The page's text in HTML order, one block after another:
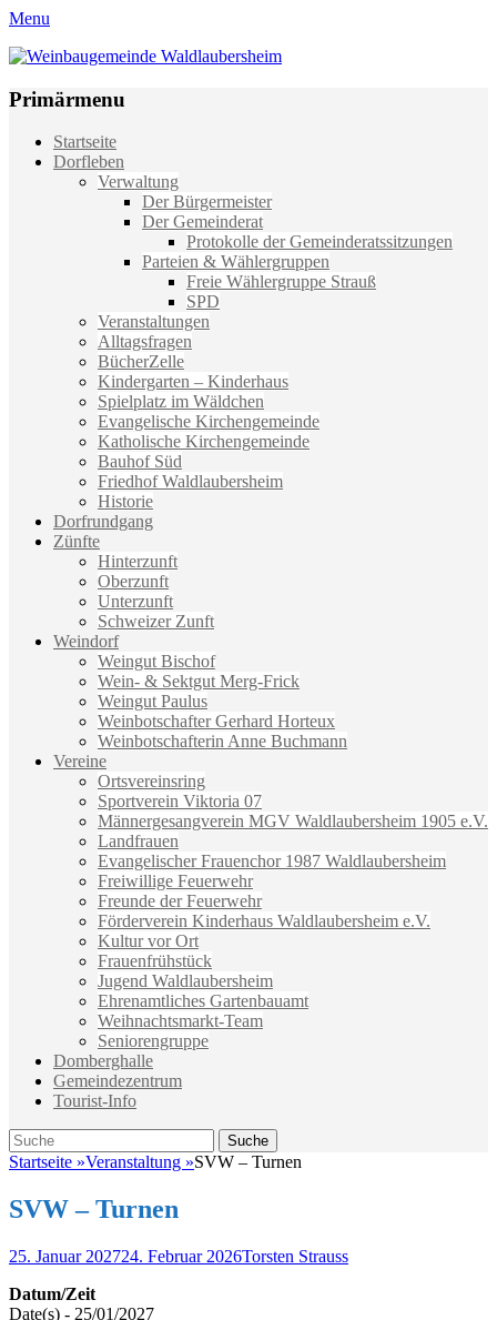
Menu
Weinbaugemeinde Waldlaubersheim
Primärmenu
Weiter
zum
Startseite
Dorfleben
Verwaltung
Der Bürgermeister
Der Gemeinderat
Protokolle der Gemeinderatssitzungen
Parteien & Wählergruppen
Freie Wählergruppe Strauß
SPD
Veranstaltungen
Alltagsfragen
BücherZelle
Kindergarten – Kinderhaus
Spielplatz im Wäldchen
Evangelische Kirchengemeinde
Katholische Kirchengemeinde
Bauhof Süd
Friedhof Waldlaubersheim
Historie
Dorfrundgang
Zünfte
Hinterzunft
Oberzunft
Unterzunft
Schweizer Zunft
Weindorf
Weingut Bischof
Wein- & Sektgut Merg-Frick
Weingut Paulus
Weinbotschafter Gerhard Horteux
Weinbotschafterin Anne Buchmann
Vereine
Ortsvereinsring
Sportverein Viktoria 07
Männergesangverein MGV Waldlaubersheim 1905 e.V.
Landfrauen
Evangelischer Frauenchor 1987 Waldlaubersheim
Freiwillige Feuerwehr
Freunde der Feuerwehr
Förderverein Kinderhaus Waldlaubersheim e.V.
Kultur vor Ort
Frauenfrühstück
Jugend Waldlaubersheim
Ehrenamtliches Gartenbauamt
Weihnachtsmarkt-Team
Seniorengruppe
Domberghalle
Gemeindezentrum
Tourist-Info
Suche
Suche
nach:
Startseite »Veranstaltung »SVW – Turnen
SVW – Turnen
Veröffentlicht
25. Januar 202724. Februar 2026Autor
Torsten Strauss
Datum/Zeit
Date(s) - 25/01/2027